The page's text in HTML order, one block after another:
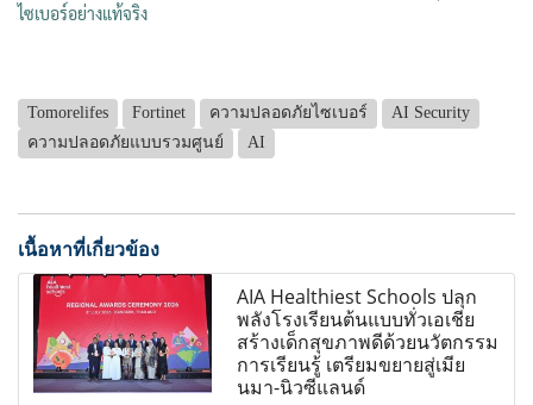
ไซเบอร์อย่างแท้จริง
Tomorelifes Fortinet ความปลอดภัยไซเบอร์
AI Security
ความปลอดภัยแบบรวมศูนย์
AI
เนื้อหาที่เกี่ยวข้อง
AIA Healthiest Schools ปลุก
พลังโรงเรียนต้นแบบทั่วเอเชีย
สร้างเด็กสุขภาพดีด้วยนวัตกรรม
การเรียนรู้ เตรียมขยายสู่เมีย
นมา-นิวซีแลนด์